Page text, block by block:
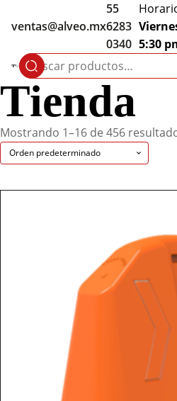
ventas@alveo.mx
55
6283
0340 5:30
Buscar
por:
Tienda
Mostrando 1–16 de 456